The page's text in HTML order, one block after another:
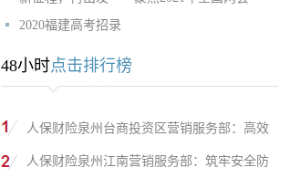
2020福建高考招录
48小时点击排行榜
人保财险泉州台商投资区营销服务部：高效
人保财险泉州江南营销服务部：筑牢安全防